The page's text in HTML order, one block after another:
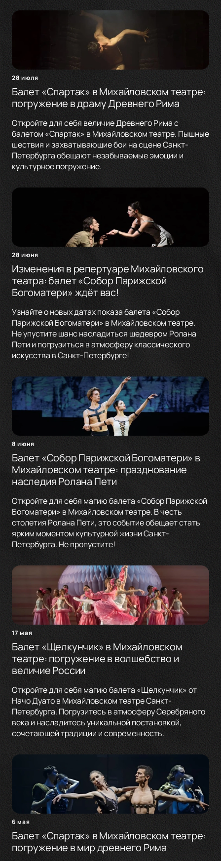
28 июля
Балет «Спартак» в Михайловском театре:
погружение в драму Древнего Рима
Откройте для себя величие Древнего Рима с
балетом «Спартак» в Михайловском театре. Пышные
шествия и захватывающие бои на сцене Санкт-
Петербурга обещают незабываемые эмоции и
культурное погружение.
28 июня
Изменения в репертуаре Михайловского
театра: балет «Собор Парижской
Богоматери» ждёт вас!
Узнайте о новых датах показа балета «Собор
Парижской Богоматери» в Михайловском театре.
Не упустите шанс насладиться шедевром Ролана
Пети и погрузиться в атмосферу классического
искусства в Санкт-Петербурге!
8 июня
Балет «Собор Парижской Богоматери» в
Михайловском театре: празднование
наследия Ролана Пети
Откройте для себя магию балета «Собор Парижской
Богоматери» в Михайловском театре. В честь
столетия Ролана Пети, это событие обещает стать
ярким моментом культурной жизни Санкт-
Петербурга. Не пропустите!
17 мая
Балет «Щелкунчик» в Михайловском
театре: погружение в волшебство и
величие России
Откройте для себя магию балета «Щелкунчик» от
Начо Дуато в Михайловском театре Санкт-
Петербурга. Погрузитесь в атмосферу Серебряного
века и насладитесь уникальной постановкой,
сочетающей традиции и современность.
6 мая
Балет «Спартак» в Михайловском театре:
погружение в мир древнего Рима